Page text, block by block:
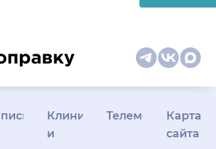
Клиникам
и
Телемедицина
Карта
сайта